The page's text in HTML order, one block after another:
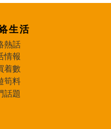
生活
熱話
情報
着數
筍料
話題